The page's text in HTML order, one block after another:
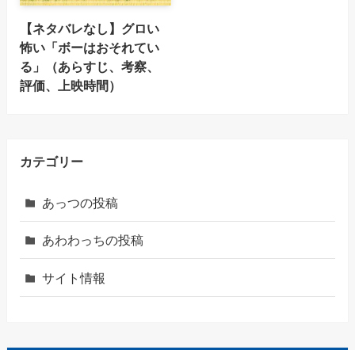
【ネタバレなし】グロい
怖い「ボーはおそれてい
る」（あらすじ、考察、
評価、上映時間）
カテゴリー
あっつの投稿
あわわっちの投稿
サイト情報